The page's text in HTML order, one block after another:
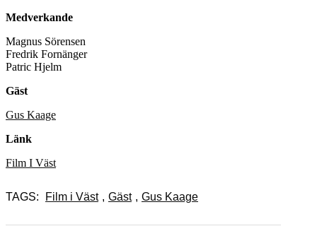
Medverkande
Magnus Sörensen
Fredrik Fornänger
Patric Hjelm
Gäst
Gus Kaage
Länk
Film I Väst
TAGS: Film i Väst , Gäst , Gus Kaage